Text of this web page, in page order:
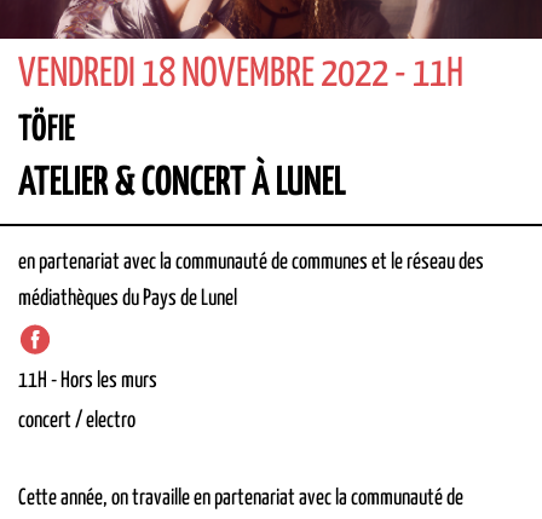
VENDREDI 18 NOVEMBRE 2022 - 11H
TÖFIE
ATELIER & CONCERT À LUNEL
en partenariat avec la communauté de communes et le réseau des
médiathèques du Pays de Lunel
11H - Hors les murs
concert / electro
Cette année, on travaille en partenariat avec la communauté de